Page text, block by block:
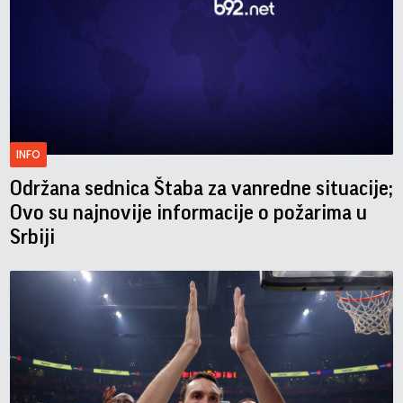
INFO
Održana sednica Štaba za vanredne situacije;
Ovo su najnovije informacije o požarima u
Srbiji